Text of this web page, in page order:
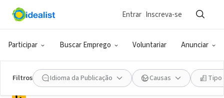
Participar Buscar Emprego Voluntariar Anunciar
Entrar Inscreva-se
Filtros Idioma da Publicação Causas Tipo
ONG (SETOR SOCIAL)
The Mental Health Association of
Arizona
Scottsdale, AZ|www.mhaaz.org